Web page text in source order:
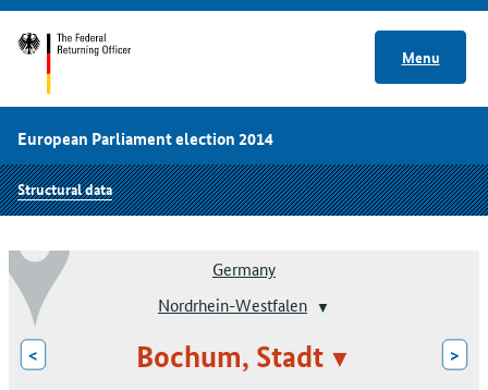
Menu
European Parliament election 2014
Structural data
Germany
Nordrhein-Westfalen
< Bochum, Stadt >